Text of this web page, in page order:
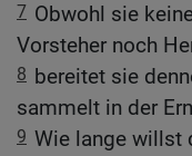
7 Obwohl sie
Vorsteher noch
8 bereitet sie
sammelt in der
9 Wie lange willst